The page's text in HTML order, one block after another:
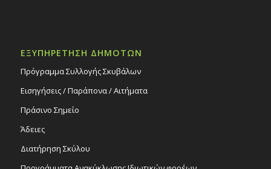
ΕΞΥΠΗΡΕΤΗΣΗ ΔΗΜΟΤΩΝ
Πρόγραμμα Συλλογής Σκυβάλων
Εισηγήσεις / Παράπονα / Αιτήματα
Πράσινο Σημείο
Άδειες
Διατήρηση Σκύλου